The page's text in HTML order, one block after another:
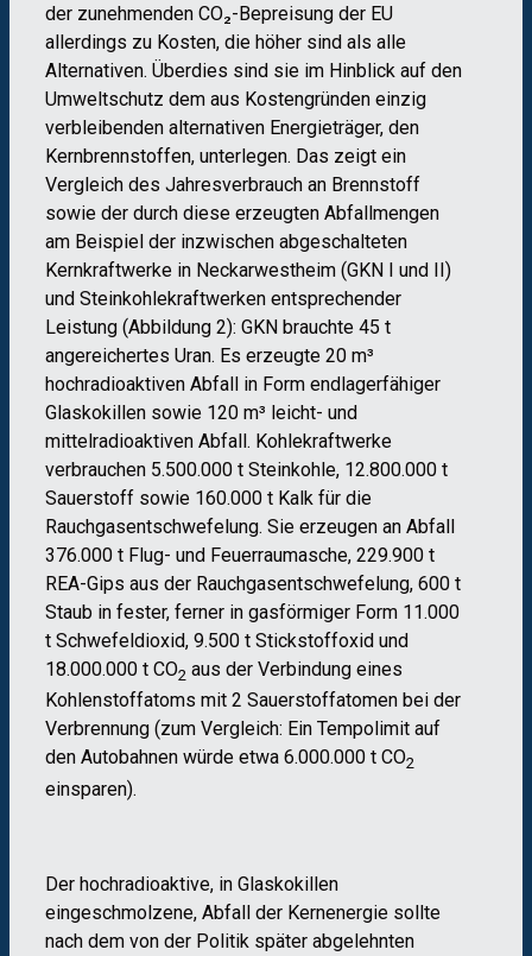
der zunehmenden CO₂-Bepreisung der EU
allerdings zu Kosten, die höher sind als alle
Alternativen. Überdies sind sie im Hinblick auf den
Umweltschutz dem aus Kostengründen einzig
verbleibenden alternativen Energieträger, den
Kernbrennstoffen, unterlegen. Das zeigt ein
Vergleich des Jahresverbrauch an Brennstoff
sowie der durch diese erzeugten Abfallmengen
am Beispiel der inzwischen abgeschalteten
Kernkraftwerke in Neckarwestheim (GKN I und II)
und Steinkohlekraftwerken entsprechender
Leistung (Abbildung 2): GKN brauchte 45 t
angereichertes Uran. Es erzeugte 20 m³
hochradioaktiven Abfall in Form endlagerfähiger
Glaskokillen sowie 120 m³ leicht- und
mittelradioaktiven Abfall. Kohlekraftwerke
verbrauchen 5.500.000 t Steinkohle, 12.800.000 t
Sauerstoff sowie 160.000 t Kalk für die
Rauchgasentschwefelung. Sie erzeugen an Abfall
376.000 t Flug- und Feuerraumasche, 229.900 t
REA-Gips aus der Rauchgasentschwefelung, 600 t
Staub in fester, ferner in gasförmiger Form 11.000
t Schwefeldioxid, 9.500 t Stickstoffoxid und
18.000.000 t CO2 aus der Verbindung eines
Kohlenstoffatoms mit 2 Sauerstoffatomen bei der
Verbrennung (zum Vergleich: Ein Tempolimit auf
den Autobahnen würde etwa 6.000.000 t CO2
einsparen).
Der hochradioaktive, in Glaskokillen
eingeschmolzene, Abfall der Kernenergie sollte
nach dem von der Politik später abgelehnten